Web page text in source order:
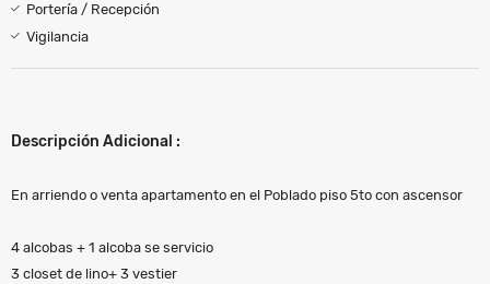
Portería / Recepción
Vigilancia
Descripción Adicional :
En arriendo o venta apartamento en el Poblado piso 5to con ascensor
4 alcobas + 1 alcoba se servicio
3 closet de lino+ 3 vestier